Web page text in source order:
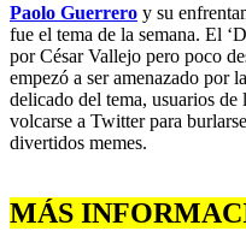
Paolo Guerrero y su
fue el tema de la semana. El
por César Vallejo pero poco
empezó a ser amenazado por
delicado del tema, usuarios de
volcarse a Twitter para
divertidos memes.
MÁS